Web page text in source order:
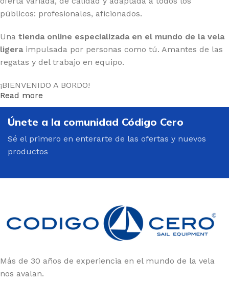
públicos: profesionales, aficionados.
Una tienda online especializada en el mundo de la vela
ligera impulsada por personas como tú. Amantes de las
regatas y del trabajo en equipo.
¡BIENVENIDO A BORDO!
Read more
Únete a la comunidad Código Cero
Sé el primero en enterarte de las ofertas y nuevos
productos
Más de 30 años de experiencia en el mundo de la vela
nos avalan.